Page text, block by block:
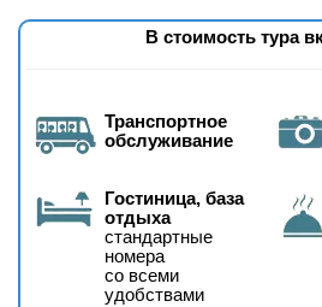
В стоимость тура
Транспортное
обслуживание
Гостиница, база
отдыха
стандартные
номера
со всеми
удобствами